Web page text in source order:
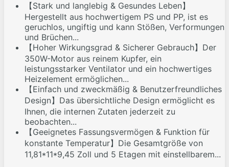
【Stark und langlebig & Gesundes Leben】
Hergestellt aus hochwertigem PS und PP, ist es
geruchlos, ungiftig und kann Stößen, Verformungen
und Brüchen...
【Hoher Wirkungsgrad & Sicherer Gebrauch】Der
350W-Motor aus reinem Kupfer, ein
leistungsstarker Ventilator und ein hochwertiges
Heizelement ermöglichen...
【Einfach und zweckmäßig & Benutzerfreundliches
Design】Das übersichtliche Design ermöglicht es
Ihnen, die internen Zutaten jederzeit zu
beobachten...
【Geeignetes Fassungsvermögen & Funktion für
konstante Temperatur】Die Gesamtgröße von
11,81*11*9,45 Zoll und 5 Etagen mit einstellbarem...